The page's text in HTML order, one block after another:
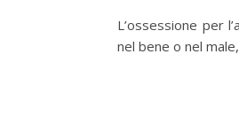
L’ossessione per
nel bene o nel